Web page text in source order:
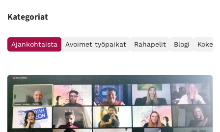
Kategoriat
Ajankohtaista Avoimet työpaikat Rahapelit Blogi